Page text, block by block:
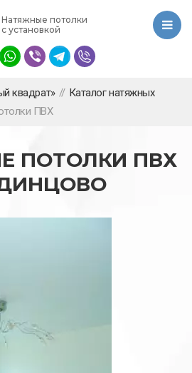
Натяжные потолки
с установкой
квадрат» // Каталог натяжных
ПВХ
ПОТОЛКИ ПВХ